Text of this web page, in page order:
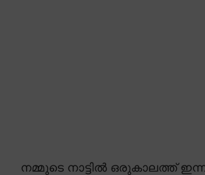
നമ്മുടെ നാട്ടിൽ ഒരുകാലത്ത്